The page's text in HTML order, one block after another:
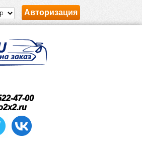
Авторизация
47-00